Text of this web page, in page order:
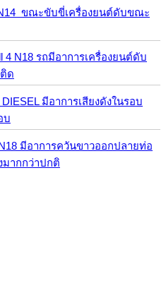
ขณะขับขี่เครื่องยนต์ดับขณะ
4 N18 รถมีอาการเครื่องยนต์ดับ
ด
มีอาการเสียงดังในรอบ
บ
มีอาการควันขาวออกปลายท่อ
มากกว่าปกติ